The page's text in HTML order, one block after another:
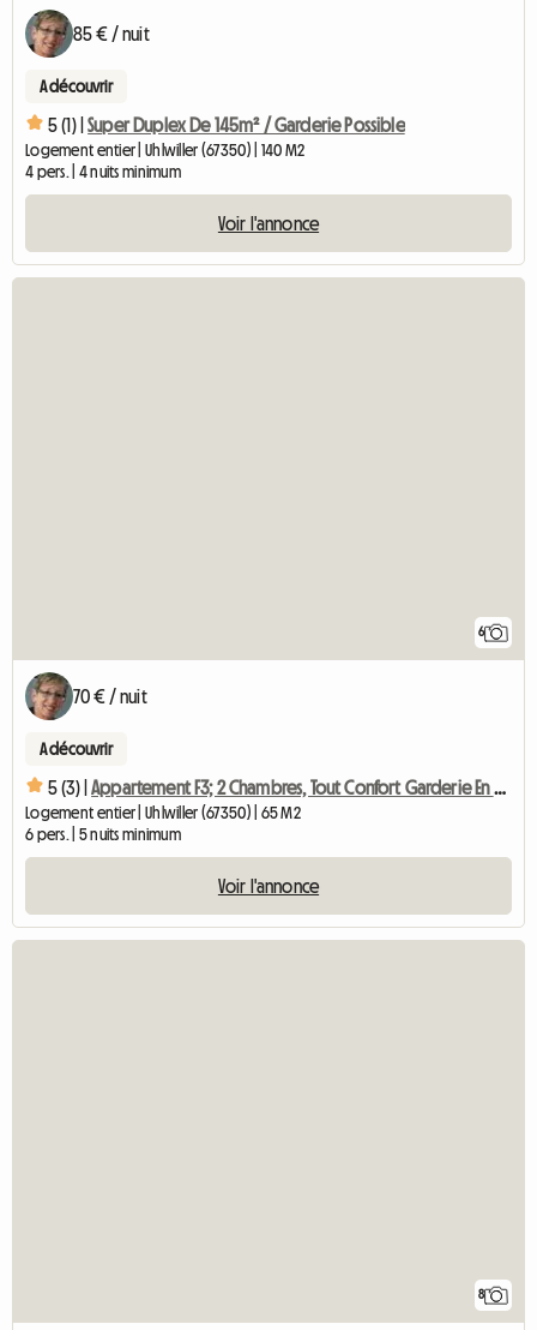
85 € / nuit
A découvrir
5 (1) | Super Duplex De 145m² / Garderie Possible
Logement entier | Uhlwiller (67350) | 140 M2
4 pers. | 4 nuits minimum
Voir l'annonce
6
70 € / nuit
A découvrir
5 (3) | Appartement F3; 2 Chambres, Tout Confort Garderie En Opt°
Logement entier | Uhlwiller (67350) | 65 M2
6 pers. | 5 nuits minimum
Voir l'annonce
8